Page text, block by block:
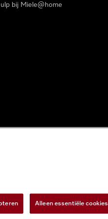
bij Miele@home
Alleen essentiële cookies